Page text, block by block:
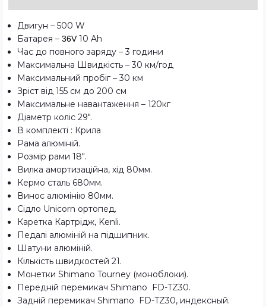
Двигун – 500 W
Батарея – 36V10 Ah
Час до повного заряду – 3 години
Максимальна Швидкість – 30 км/год
Максимальний пробіг – 30 км
Зріст від 155 см до 200 cм
Максимальне навантаження – 120кг
Діаметр коліс 29″.
В комплекті : Крила
Рама алюміній.
Розмір рами 18″.
Вилка амортизаційна, хід 80мм.
Кермо сталь 680мм.
Винос алюмінію 80мм.
Сідло Unicorn ортопед.
Каретка Картрідж, Kenli.
Педалі алюміній на підшипник.
Шатуни алюміній.
Кількість швидкостей 21.
Монетки Shimano Tourney (моноблоки).
Передній перемикач Shimano FD-TZ30.
Задній перемикач Shimano FD-TZ30, индексный.